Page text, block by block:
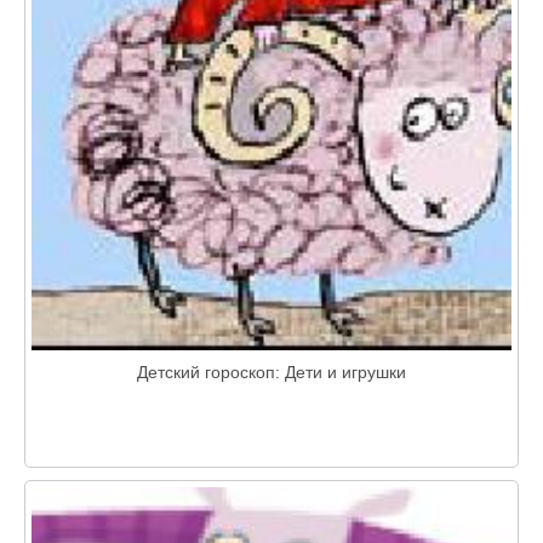
Детский гороскоп: Дети и игрушки